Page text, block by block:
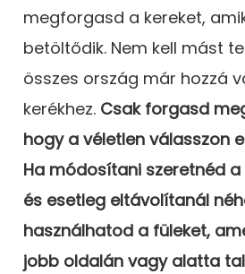
megforgasd a kereket,
betöltődik. Nem kell mást
összes ország már hozzá
kerékhez. Csak forgasd
hogy a véletlen válasszon
Ha módosítani szeretnéd
és esetleg eltávolítanál
használhatod a füleket,
jobb oldalán vagy alatta